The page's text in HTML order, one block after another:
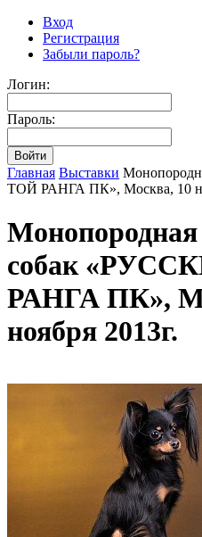
Вход
Регистрация
Забыли пароль?
Логин:
Пароль:
Главная Выставки
ТОЙ РАНГА ПК», Москва, 10
собак
РАНГА ПК»,
ноября 2013г.